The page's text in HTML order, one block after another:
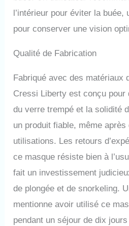
l’intérieur pour éviter la
pour conserver une vision
Qualité de Fabrication
Fabriqué avec des matériaux
Cressi Liberty est conçu pour
du verre trempé et la solidité
un produit fiable, même après
utilisations. Les retours
ce masque résiste bien à
fait un investissement
de plongée et de snorkeling.
mentionne avoir utilisé ce
pendant un séjour de dix